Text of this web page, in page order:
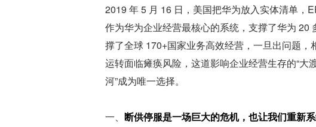
2019 年 5 月 16 日，美国把华为放入实体清单，
作为华为企业经营最核心的系统，支撑了华为
撑了全球 170+国家业务高效经营，一旦出问题
运转面临瘫痪风险，这道影响企业经营生存的“大
河”成为唯一选择。
一、 断供停服是一场巨大的危机，也让我们重新